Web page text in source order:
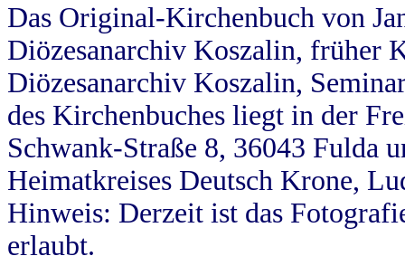
Das Original-Kirchenbuch von
Diözesanarchiv Koszalin, früher
Diözesanarchiv Koszalin,
des Kirchenbuches liegt in der
Schwank-Straße 8, 36043 Fulda
Heimatkreises Deutsch Krone,
Hinweis: Derzeit ist das
erlaubt.